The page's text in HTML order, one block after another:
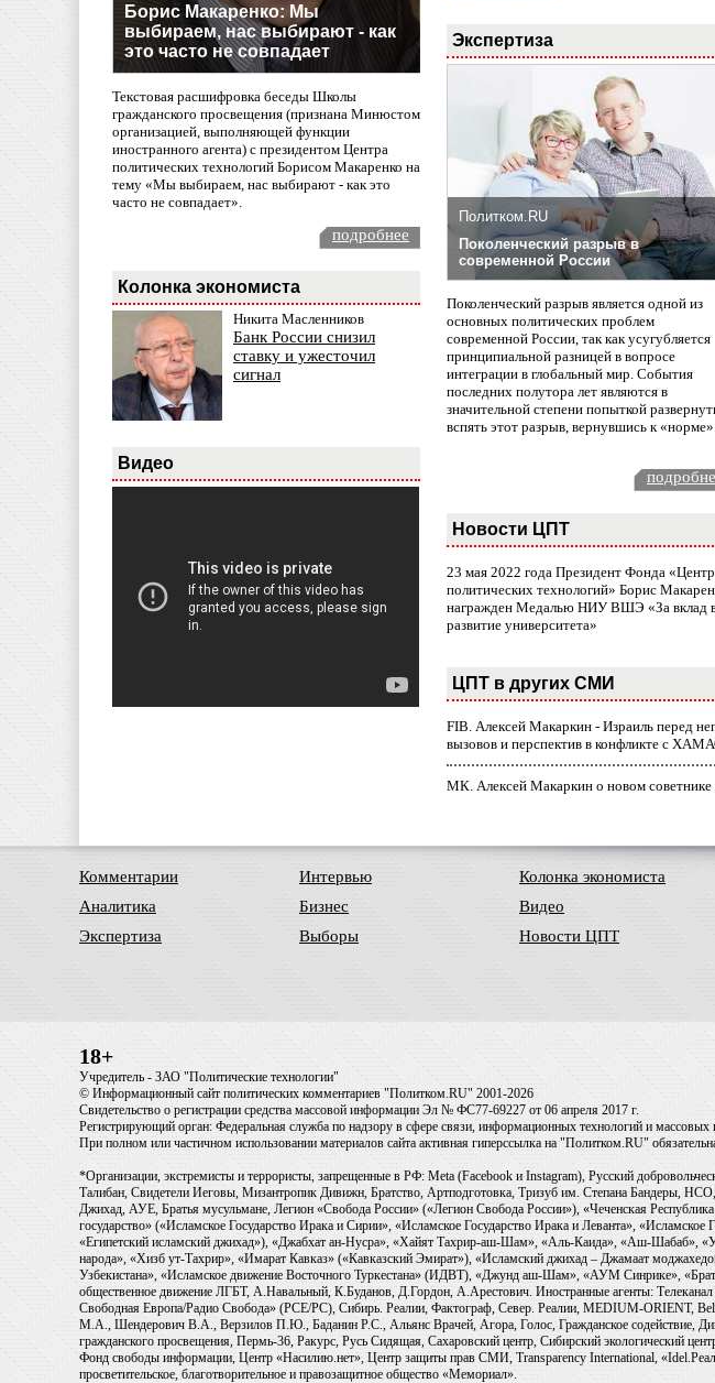
Борис Макаренко: Мы
выбираем, нас выбирают - как
это часто не совпадает
Текстовая расшифровка беседы Школы
гражданского просвещения (признана Минюстом
организацией, выполняющей функции
иностранного агента) с президентом Центра
политических технологий Борисом Макаренко на
тему «Мы выбираем, нас выбирают - как это
часто не совпадает».
подробнее
Колонка экономиста
Никита Масленников
Банк России снизил
ставку и ужесточил
сигнал
Видео
Экспертиза
Политком.RU
Поколенческий разрыв в
современной России
Поколенческий разрыв является одной из
основных политических проблем
современной России, так как усугубляется
принципиальной разницей в вопросе
интеграции в глобальный мир. События
последних полутора лет являются в
значительной степени попыткой
вспять этот разрыв, вернувшись к
Новости ЦПТ
23 мая 2022 года Президент Фонда «Центр
политических технологий» Борис
награжден Медалью НИУ ВШЭ «За вклад
развитие университета»
ЦПТ в других СМИ
FIB. Алексей Макаркин - Израиль перед
вызовов и перспектив в конфликте с
МК. Алексей Макаркин о новом советнике
Комментарии
Аналитика
Экспертиза
Интервью
Бизнес
Выборы
Колонка экономиста
Видео
Новости ЦПТ
18+
Учредитель - ЗАО "Политические технологии"
© Информационный сайт политических комментариев "Политком.RU" 2001-2026
Свидетельство о регистрации средства массовой информации Эл № ФС77-69227 от 06 апреля 2017 г.
Регистрирующий орган: Федеральная служба по надзору в сфере связи, информационных технологий и
При полном или частичном использовании материалов сайта активная гиперссылка на "Политком.RU"
*Организации, экстремисты и террористы, запрещенные в РФ: Meta (Facebook и Instagram), Русский
Талибан, Свидетели Иеговы, Мизантропик Дивижн, Братство, Артподготовка, Тризуб им. Степана Бандеры,
Джихад, АУЕ, Братья мусульмане, Легион «Свобода России» («Легион Свобода России»), «Чеченская
государство» («Исламское Государство Ирака и Сирии», «Исламское Государство Ирака и Леванта»,
«Египетский исламский джихад»), «Джабхат ан-Нусра», «Хайят Тахрир-аш-Шам», «Аль-Каида», «Аш-
народа», «Хизб ут-Тахрир», «Имарат Кавказ» («Кавказский Эмират»), «Исламский джихад – Джамаат
Узбекистана», «Исламское движение Восточного Туркестана» (ИДВТ), «Джунд аш-Шам», «АУМ Синрике»,
общественное движение ЛГБТ, А.Навальный, К.Буданов, Д.Гордон, А.Арестович. Иностранные агенты:
Свободная Европа/Радио Свобода» (PCE/PC), Сибирь. Реалии, Фактограф, Север. Реалии, MEDIUM-
М.А., Шендерович В.А., Верзилов П.Ю., Баданин Р.С., Альянс Врачей, Агора, Голос, Гражданское содействие,
гражданского просвещения, Пермь-36, Ракурс, Русь Сидящая, Сахаровский центр, Сибирский экологический
Фонд свободы информации, Центр «Насилию.нет», Центр защиты прав СМИ, Transparency International,
просветительское, благотворительное и правозащитное общество «Мемориал».